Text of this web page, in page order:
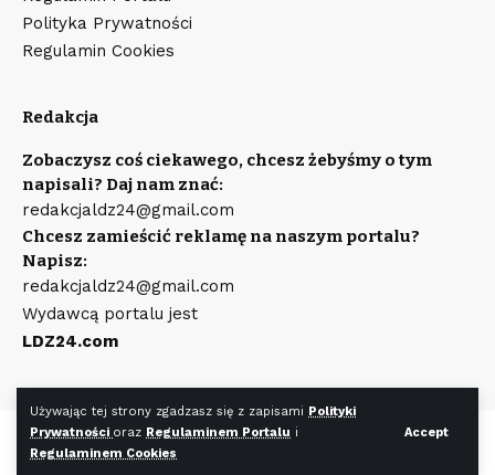
Używając tej strony zgadzasz się z zapisami Polityki
Prywatności oraz Regulaminem Portalu i
Regulaminem Cookies
Accept
Polityka Prywatności
Regulamin Cookies
Redakcja
Zobaczysz coś ciekawego, chcesz żebyśmy o tym
napisali? Daj nam znać:
redakcjaldz24@gmail.com
Chcesz zamieścić reklamę na naszym portalu?
Napisz:
redakcjaldz24@gmail.com
Wydawcą portalu jest
LDZ24.com
©LDZ24.com Wszystkie prawa zastrzeżone. Wykonanie strony